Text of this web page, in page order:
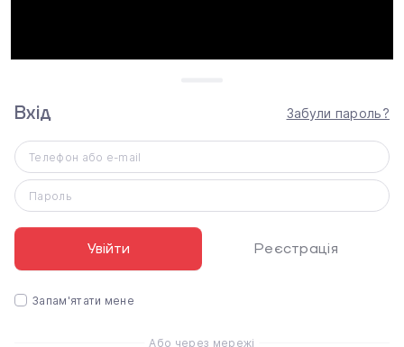
Вхід Забули пароль?
Телефон або e-mail
Пароль
Увійти Реєстрація
Запам'ятати мене
Або через мережі